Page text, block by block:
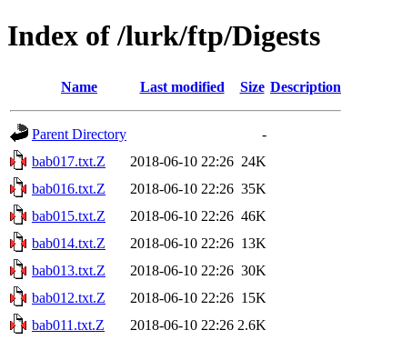
Index of /lurk/ftp/Digests
Name Last modified Size Description
Parent Directory
-
bab017.txt.Z
2018-06-10 22:26 24K
bab016.txt.Z
2018-06-10 22:26 35K
bab015.txt.Z
2018-06-10 22:26 46K
bab014.txt.Z
2018-06-10 22:26 13K
bab013.txt.Z
2018-06-10 22:26 30K
bab012.txt.Z
2018-06-10 22:26 15K
bab011.txt.Z
2018-06-10 22:26 2.6K